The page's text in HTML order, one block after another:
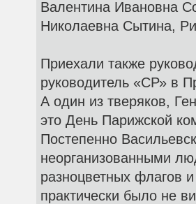
Валентина Ивановна
Николаевна Сытина,
Приехали также
руководитель «СР» в
А один из тверяков,
это День Парижской
Постепенно
неорганизованными
разноцветных флагов
практически было не